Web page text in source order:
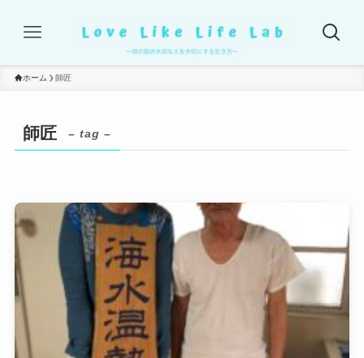
ホーム 師匠
師匠 – tag –